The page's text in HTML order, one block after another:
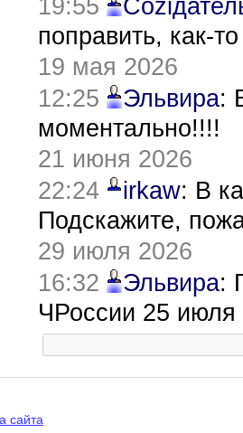
19:55
поправить, как-
19 мая 2026
12:25
Эльвира:
моментально!!!!
21 июня 2026
22:24
irkaw: В
Подскажите,
29 июля 2026
16:32
Эльвира:
ЧРоссии 25 июля